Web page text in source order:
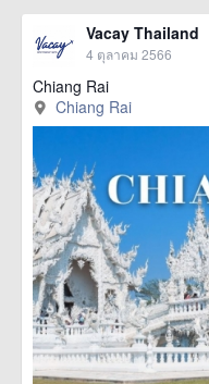
Vacay Thailand
4 ตุลาคม 2566
Chiang Rai
Chiang Rai